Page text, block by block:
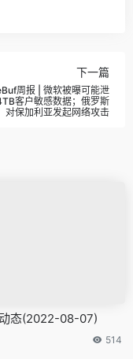
下一篇
周报 | 微软被曝可能泄
客户敏感数据；俄罗斯
对保加利亚发起网络攻击
态(2022-08-07)
514